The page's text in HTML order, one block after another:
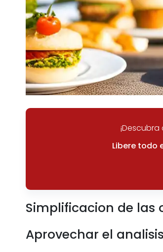
Libere todo
Simplificacion de las
Aprovechar el